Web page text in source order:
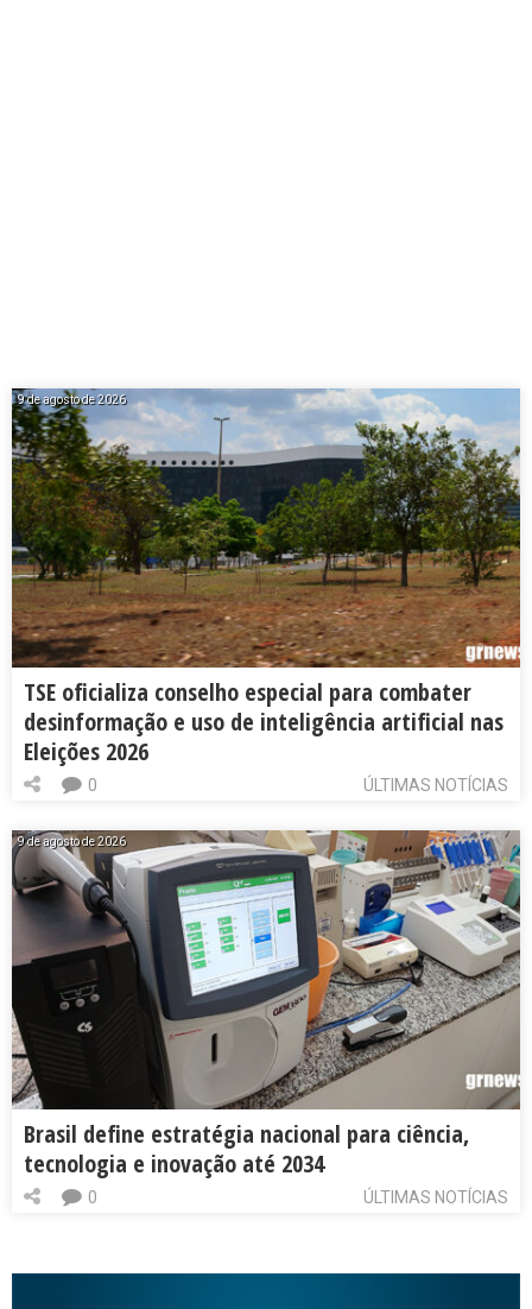
9 de agosto de 2026
TSE oficializa conselho especial para combater
desinformação e uso de inteligência artificial nas
Eleições 2026
ÚLTIMAS NOTÍCIAS
0
9 de agosto de 2026
Brasil define estratégia nacional para ciência,
tecnologia e inovação até 2034
ÚLTIMAS NOTÍCIAS
0